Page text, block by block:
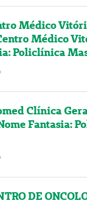
Médico
Médico
Policlínica
Clínica
Fantasia:
DE